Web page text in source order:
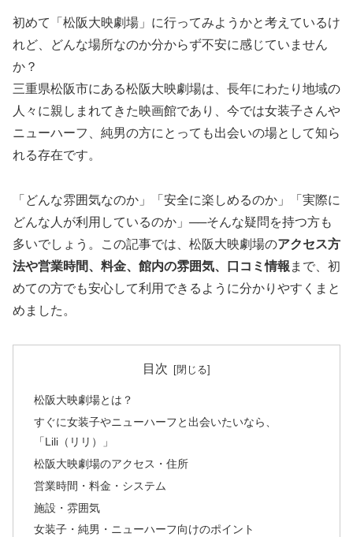
初めて「松阪大映劇場」に行ってみようかと考えているけ
れど、どんな場所なのか分からず不安に感じていません
か？
三重県松阪市にある松阪大映劇場は、長年にわたり地域の
人々に親しまれてきた映画館であり、今では女装子さんや
ニューハーフ、純男の方にとっても出会いの場として知ら
れる存在です。
「どんな雰囲気なのか」「安全に楽しめるのか」「実際に
どんな人が利用しているのか」──そんな疑問を持つ方も
多いでしょう。この記事では、松阪大映劇場のアクセス方
法や営業時間、料金、館内の雰囲気、口コミ情報 まで、初
めての方でも安心して利用できるように分かりやすくまと
めました。
目次
松阪大映劇場とは？
すぐに女装子やニューハーフと出会いたいなら、
「Lili（リリ）」
松阪大映劇場のアクセス・住所
営業時間・料金・システム
施設・雰囲気
女装子・純男・ニューハーフ向けのポイント